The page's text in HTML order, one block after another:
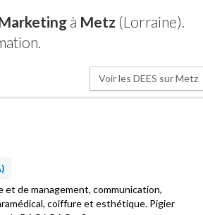
à Metz (Lorraine).
Voir les DEES sur Metz
et de management, communication,
coiffure et esthétique. Pigier